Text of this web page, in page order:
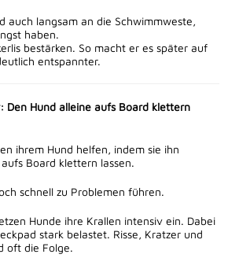
auch langsam an die Schwimmweste,
haben.
bestärken. So macht er es später auf
entspannter.
Den Hund alleine aufs Board klettern
ihrem Hund helfen, indem sie ihn
Board klettern lassen.
schnell zu Problemen führen.
Hunde ihre Krallen intensiv ein. Dabei
stark belastet. Risse, Kratzer und
oft die Folge.